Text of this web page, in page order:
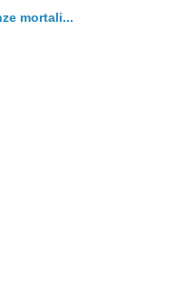
mortali...